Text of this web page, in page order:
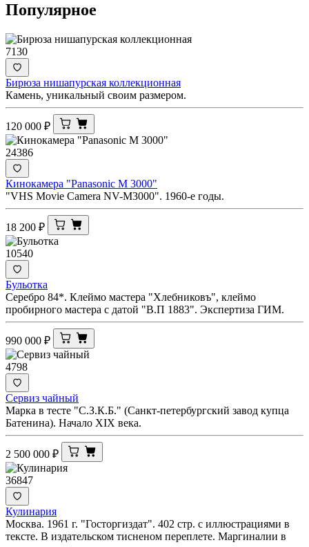
Популярное
7130
Бирюза нишапурская коллекционная
Камень, уникальный своим размером.
120 000 ₽
24386
Кинокамера "Panasonic M 3000"
"VHS Movie Camera NV-M3000". 1960-е годы.
18 200 ₽
10540
Бульотка
Серебро 84*. Клеймо мастера "Хлебниковъ", клеймо
пробирного мастера с датой "В.П 1883". Экспертиза ГИМ.
990 000 ₽
4798
Сервиз чайный
Марка в тесте "С.З.К.Б." (Санкт-петербургский завод купца
Батенина). Начало XIX века.
2 500 000 ₽
36847
Кулинария
Москва. 1961 г. "Госторгиздат". 402 стр. с иллюстрациями в
тексте. В издательском тисненом переплете. Маргиналии в